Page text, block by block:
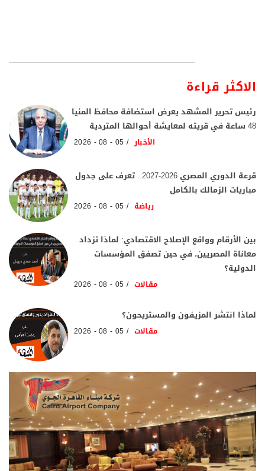
الاكثر قراءة
رئيس تحرير المشهد يعرض استضافة محافظ المنيا
48 ساعة في قريته لمعايشة أحوالها المتردية
الأخبار 05 - 08 - 2026
قرعة الدوري المصري 2026-2027.. تعرف على جدول
مباريات الزمالك بالكامل
رياضة 05 - 08 - 2026
بين الأرقام وواقع الإصلاح الاقتصادي: لماذا تزداد
معاناة المصريين، في حين تصفق المؤسسات
الدولية؟
مقالات 05 - 08 - 2026
لماذا انتشر المزيفون والمستريحون؟
مقالات 05 - 08 - 2026